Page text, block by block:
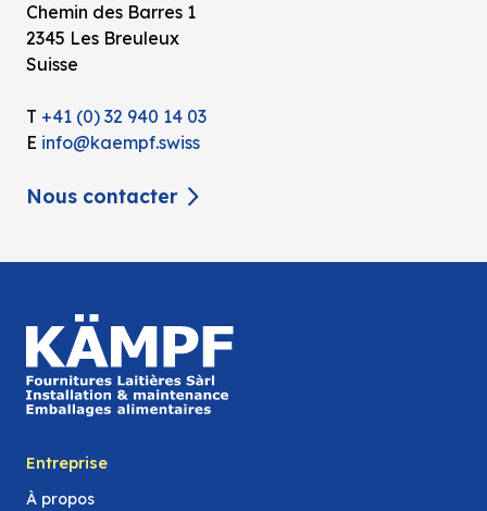
Chemin des Barres 1
2345 Les Breuleux
Suisse
T +41 (0) 32 940 14 03
E info@kaempf.swiss
Nous contacter
Entreprise
À propos